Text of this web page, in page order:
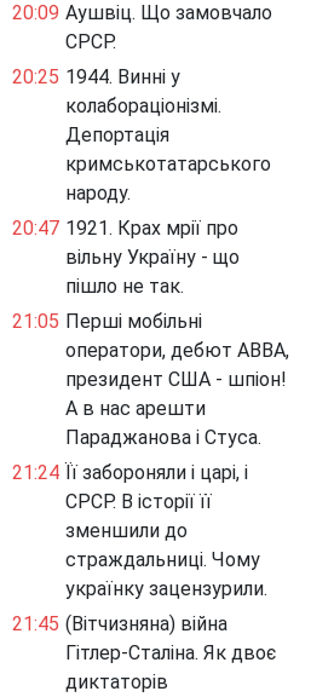
20:09 Аушвіц. Що замовчало
СРСР.
20:25 1944. Винні у
колабораціонізмі.
Депортація
кримськотатарського
народу.
20:47 1921. Крах мрії про
вільну Україну - що
пішло не так.
21:05 Перші мобільні
оператори, дебют ABBA,
президент США - шпіон!
А в нас арешти
Параджанова і Стуса.
21:24 Її забороняли і царі, і
СРСР. В історії її
зменшили до
страждальниці. Чому
українку зацензурили.
21:45 (Вітчизняна) війна
Гітлер-Сталіна. Як двоє
диктаторів